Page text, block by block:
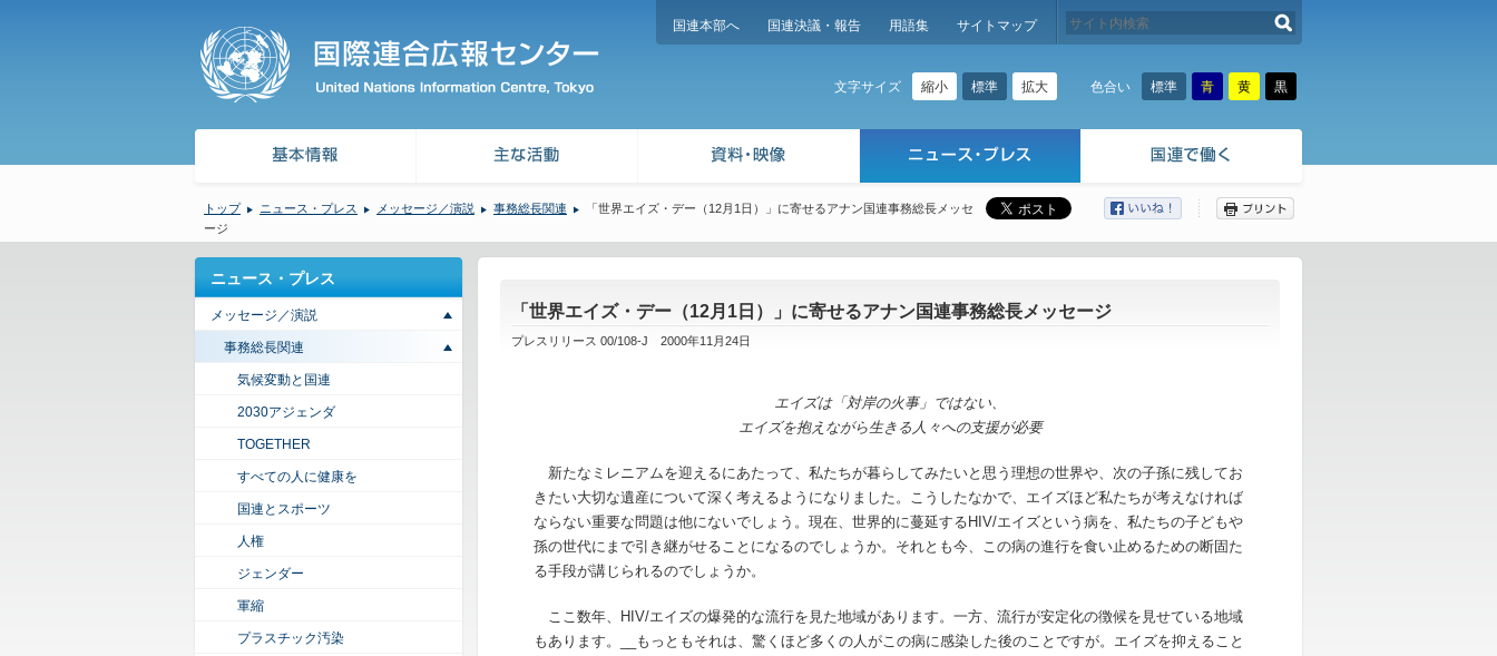
国連本部へ 国連決議・報告 用語集 サイトマップ
文字サイズ 縮小 標準 拡大 色合い 標準 青 黄 黒
トップ ニュース・プレス メッセージ／演説 事務総長関連
「世界エイズ・デー（12月1日）」に寄せるアナン国連事務総長メッセ
ージ
「世界エイズ・デー（12月1日）」に寄せるアナン国連事務総長メッセージ
プレスリリース 00/108-J 2000年11月24日
エイズは「対岸の火事」ではない、
エイズを抱えながら生きる人々への支援が必要
新たなミレニアムを迎えるにあたって、私たちが暮らしてみたいと思う理想の世界や、次の子孫に残してお
きたい大切な遺産について深く考えるようになりました。こうしたなかで、エイズほど私たちが考えなければ
ならない重要な問題は他にないでしょう。現在、世界的に蔓延する HIV/エイズという病を、私たちの子どもや
孫の世代にまで引き継がせることになるのでしょうか。それとも今、この病の進行を食い止めるための断固た
る手段が講じられるのでしょうか。
ここ数年、 HIV/エイズの爆発的な流行を見た地域があります。一方、流行が安定化の徴候を見せている地域
もあります。__もっともそれは、驚くほど多くの人がこの病に感染した後のことですが。エイズを抑えること
ニュース・プレス
メッセージ／演説
事務総長関連
気候変動と国連
2030アジェンダ
TOGETHER
すべての人に健康を
国連とスポーツ
人権
ジェンダー
軍縮
プラスチック汚染